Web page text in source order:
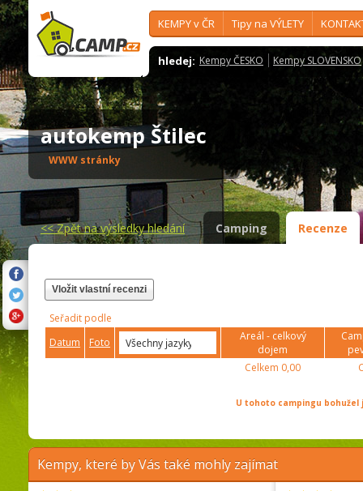
KEMPY v ČR Tipy na VÝLETY
hledej: Kempy ČESKO Kempy SLOVENSKO
autokemp Štilec
WWW stránky
<<Zpět na výsledky hledání Camping Recenze
Vložit vlastní recenzi
Seřadit podle
Datum
Foto
Areál - celkový
dojem
Celkem 0,00
U tohoto campingu
Kempy, které by Vás také mohly zajímat